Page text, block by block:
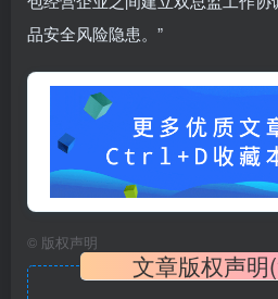
品安全风险隐患。”
© 版权声明
文章版权声明